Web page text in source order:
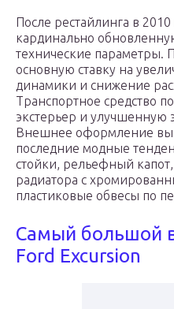
После рестайлинга в
кардинально
технические параметры.
основную ставку на
динамики и снижение
Транспортное средство
экстерьер и улучшенную
Внешнее оформление
последние модные
стойки, рельефный
радиатора с
пластиковые обвесы по
Самый большой
Ford Excursion